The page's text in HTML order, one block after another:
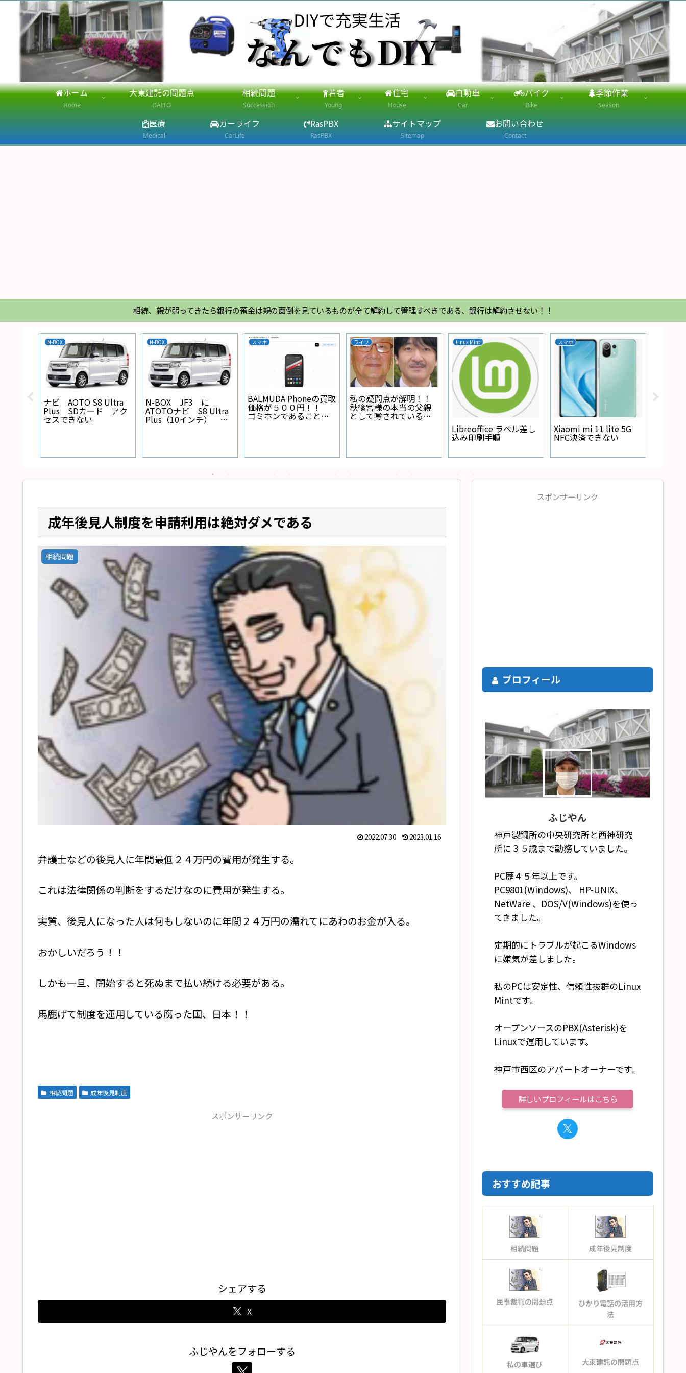
ホーム
Home
大東建託の問題点
DAITO
相続問題
Succession
若者
Young
住宅
House
自動車
Car
バイク
Bike
季節作業
Season
医療
Medical
カーライフ
CarLife
RasPBX
RasPBX
サイトマップ
Sitemap
お問い合わせ
Contact
相続、親が弱ってきたら銀行の預金は親の面倒を見ているものが全て解約して管理すべきである、銀行は解約させない！！
N-BOX
ナビ AOTO S8 Ultra
Plus SDカード アク
セスできない
N-BOX
N-BOX JF3 に
ATOTOナビ S8 Ultra
Plus（10インチ） を
取り付けた
スマホ
BALMUDA Phoneの買取
価格が５００円！！
ゴミホンであることが
ライフ
私の疑問点が解明！！
秋篠宮様の本当の父親
として噂されている人
Linux Mint
Libreoffice ラベル差し
込み印刷手順
スマホ
Xiaomi mi 11 lite 5G
NFC決済できない
成年後見人制度を申請利用は絶対ダメである
相続問題
2022.07.30 2023.01.16
弁護士などの後見人に年間最低２４万円の費用が発生する。
これは法律関係の判断をするだけなのに費用が発生する。
実質、後見人になった人は何もしないのに年間２４万円の濡れてにあわのお金が入る。
おかしいだろう！！
しかも一旦、開始すると死ぬまで払い続ける必要がある。
馬鹿げて制度を運用している腐った国、日本！！
相続問題 成年後見制度
スポンサーリンク
シェアする
X
ふじやんをフォローする
スポンサーリンク
プロフィール
ふじやん
神戸製鋼所の中央研究所と西神研究
所に３５歳まで勤務していました。
PC歴４５年以上です。
PC9801(Windows)、 HP-UNIX、
NetWare 、DOS/V(Windows)を使っ
てきました。
定期的にトラブルが起こるWindows
に嫌気が差しました。
私のPCは安定性、信頼性抜群のLinux
Mintです。
オープンソースのPBX(Asterisk)を
Linuxで運用しています。
神戸市西区のアパートオーナーです。
詳しいプロフィールはこちら
おすすめ記事
相続問題 成年後見制度
民事裁判の問題点
ひかり電話の活用方
法
私の車選び 大東建託の問題点